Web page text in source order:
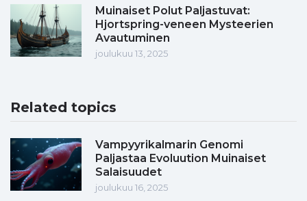
Muinaiset Polut Paljastuvat:
Hjortspring-veneen Mysteerien
Avautuminen
joulukuu 13, 2025
Related topics
Vampyyrikalmarin Genomi
Paljastaa Evoluution Muinaiset
Salaisuudet
joulukuu 16, 2025